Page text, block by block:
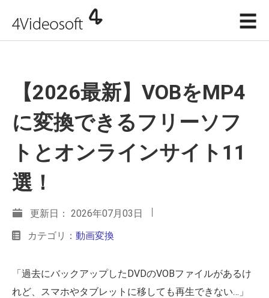
☰
【2026最新】VOBをMP4
に変換できるフリーソフ
トとオンラインサイト11
選！
更新日： 2026年07月03日
カテゴリ： 動画変換
「過去にバックアップしたDVDのVOBファイルがあるけ
れど、スマホやタブレットに移しても再生できない…」